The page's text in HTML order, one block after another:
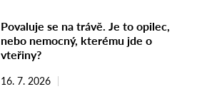
Povaluje se na trávě. Je to opilec,
nebo nemocný, kterému jde o
vteřiny?
16. 7. 2026